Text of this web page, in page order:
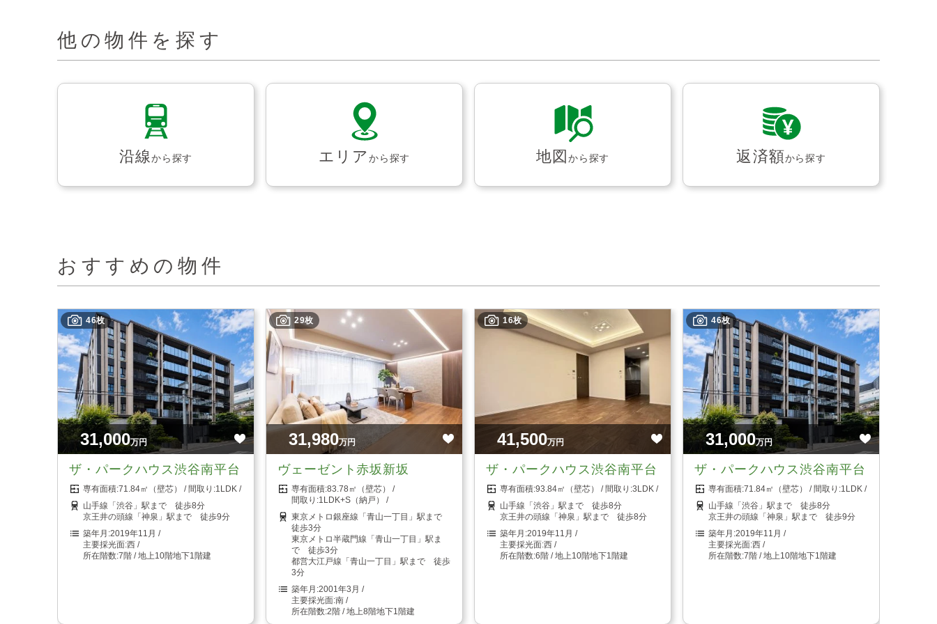
他の物件を探す
沿線から探す エリアから探す 地図から探す 返済額から探す
おすすめの物件
46枚
31,000万円
ザ・パークハウス渋谷南平台
71.84㎡（壁芯）
1LDK
山手線「渋谷」駅まで 徒歩8分
京王井の頭線「神泉」駅まで 徒歩9分
2019年11月
西
7階 / 地上10階地下1階建
29枚
31,980万円
ヴェーゼント赤坂新坂
83.78㎡（壁芯）
1LDK+S（納戸）
東京メトロ銀座線「青山一丁目」駅まで
徒歩3分
東京メトロ半蔵門線「青山一丁目」駅ま
で 徒歩3分
都営大江戸線「青山一丁目」駅まで 徒歩
3分
2001年3月
南
2階 / 地上8階地下1階建
16枚
41,500万円
ザ・パークハウス渋谷南平台
93.84㎡（壁芯）
3LDK
山手線「渋谷」駅まで 徒歩8分
京王井の頭線「神泉」駅まで 徒歩8分
2019年11月
西
6階 / 地上10階地下1階建
46枚
31,000万円
ザ・パークハウス渋谷南平台
71.84㎡（壁芯）
1LDK
山手線「渋谷」駅まで 徒歩8分
京王井の頭線「神泉」駅まで 徒歩9分
2019年11月
西
7階 / 地上10階地下1階建